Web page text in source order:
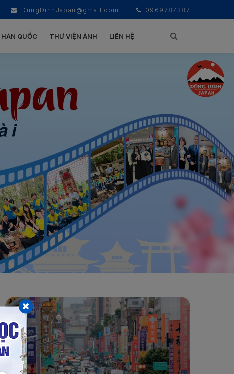
DungDinhJapan@gmail.com 0969787387
HÀN QUỐC THƯ VIỆN ẢNH LIÊN HỆ